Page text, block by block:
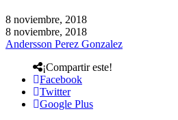
8 noviembre, 2018
8 noviembre, 2018
Andersson Perez Gonzalez
¡Compartir este!
Facebook
Twitter
Google Plus